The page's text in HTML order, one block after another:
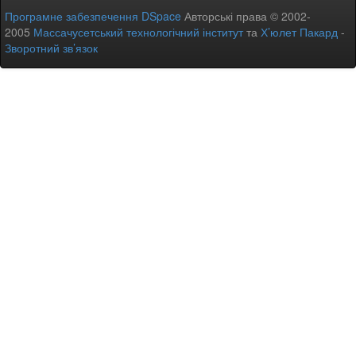
Програмне забезпечення DSpace Авторські права © 2002-
2005 Массачусетський технологічний інститутта Х’юлет Пакард -
Зворотний зв’язок